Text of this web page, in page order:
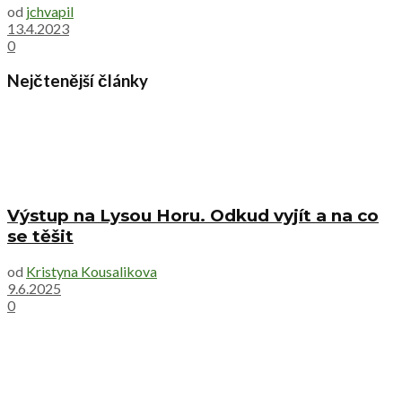
od jchvapil
13.4.2023
0
Nejčtenější články
Výstup na Lysou Horu. Odkud vyjít a na co
se těšit
od Kristyna Kousalikova
9.6.2025
0